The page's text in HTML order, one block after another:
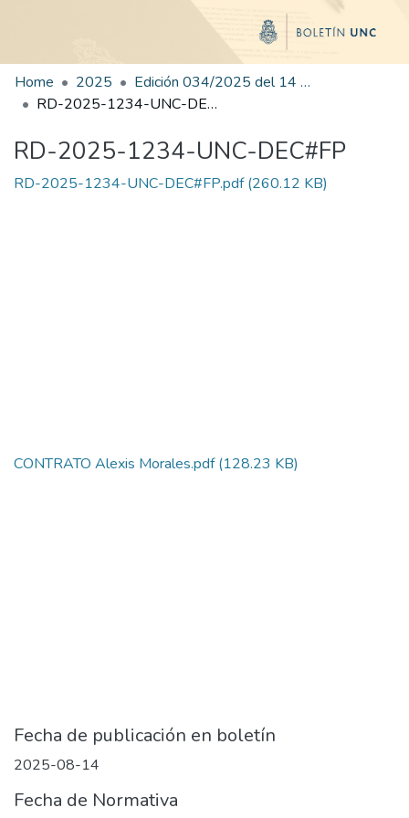
Home 2025
Edición 034/2025 del 14 de agosto de 2025
RD-2025-1234-UNC-DEC#FP
RD-2025-1234-UNC-DEC#FP
RD-2025-1234-UNC-DEC#FP.pdf(260.12 KB)
CONTRATO Alexis Morales.pdf(128.23 KB)
Fecha de publicación en boletín
2025-08-14
Fecha de Normativa